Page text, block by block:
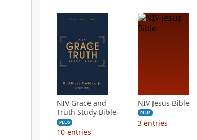
NIV Grace and
Truth Study Bible
PLUS
10 entries
NIV Jesus Bible
PLUS
3 entries